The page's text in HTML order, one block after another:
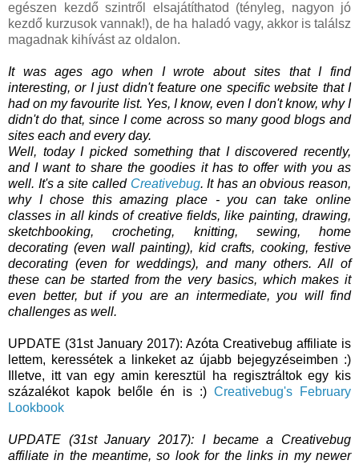
egészen kezdő szintről elsajátíthatod (tényleg, nagyon jó
kezdő kurzusok vannak!), de ha haladó vagy, akkor is találsz
magadnak kihívást az oldalon.
It was ages ago when I wrote about sites that I find
interesting, or I just didn't feature one specific website that I
had on my favourite list. Yes, I know, even I don't know, why I
didn't do that, since I come across so many good blogs and
sites each and every day.
Well, today I picked something that I discovered recently,
and I want to share the goodies it has to offer with you as
well. It's a site called Creativebug. It has an obvious reason,
why I chose this amazing place - you can take online
classes in all kinds of creative fields, like painting, drawing,
sketchbooking, crocheting, knitting, sewing, home
decorating (even wall painting), kid crafts, cooking, festive
decorating (even for weddings), and many others. All of
these can be started from the very basics, which makes it
even better, but if you are an intermediate, you will find
challenges as well.
UPDATE (31st January 2017): Azóta Creativebug affiliate is
lettem, keressétek a linkeket az újabb bejegyzéseimben :)
Illetve, itt van egy amin keresztül ha regisztráltok egy kis
százalékot kapok belőle én is :) Creativebug's February
Lookbook
UPDATE (31st January 2017): I became a Creativebug
affiliate in the meantime, so look for the links in my newer